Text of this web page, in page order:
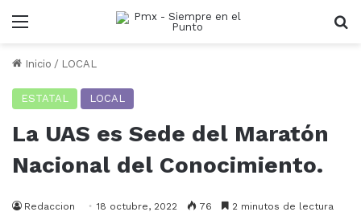
Menu
Inicio / LOCAL
ESTATAL LOCAL
La UAS es Sede del Maratón
Nacional del Conocimiento.
Redaccion 18 octubre, 2022 76 2 minutos de lectura